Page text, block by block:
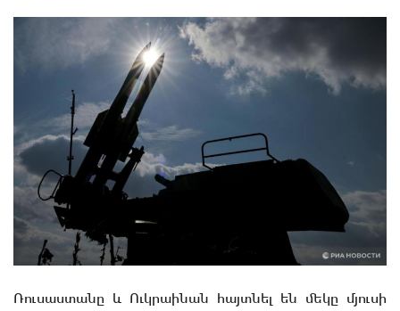
Ռուսաստանը և Ուկրաինան հայտնել են մեկը մյուսի